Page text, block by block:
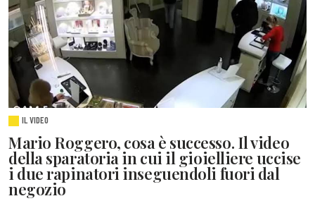
IL VIDEO
Mario Roggero, cosa è successo. Il video
della sparatoria in cui il gioielliere uccise
i due rapinatori inseguendoli fuori dal
negozio